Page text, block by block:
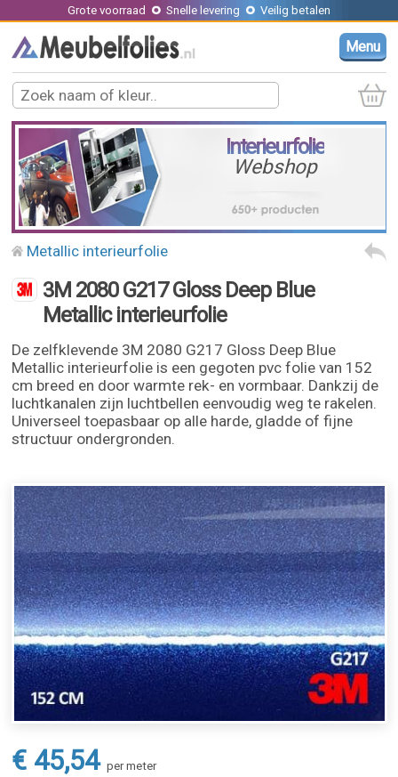
Grote voorraad Snelle levering Veilig betalen
Menu
Interieurfolie
Webshop
Metallic interieurfolie
3M 2080 G217 Gloss Deep Blue
Metallic interieurfolie
De zelfklevende 3M 2080 G217 Gloss Deep Blue
Metallic interieurfolie is een gegoten pvc folie van 152
cm breed en door warmte rek- en vormbaar. Dankzij de
luchtkanalen zijn luchtbellen eenvoudig weg te rakelen.
Universeel toepasbaar op alle harde, gladde of fijne
structuur ondergronden.
€ 45,54 per meter